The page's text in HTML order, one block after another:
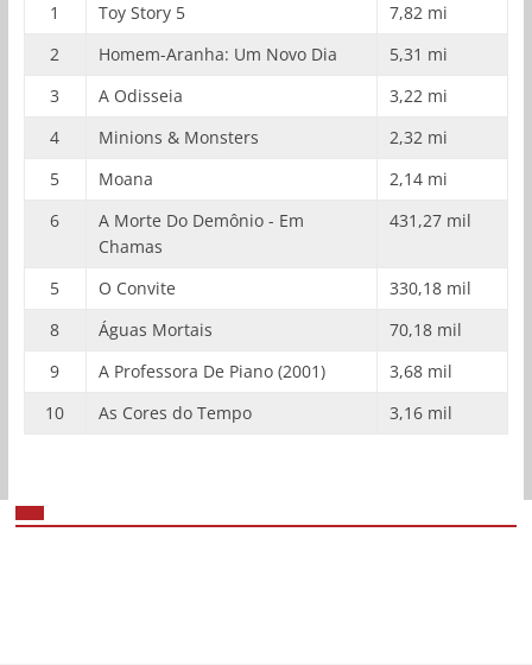
1
Toy Story 5
7,82 mi
2
Homem-Aranha: Um Novo Dia
5,31 mi
3
A Odisseia
3,22 mi
4
Minions & Monsters
2,32 mi
5
Moana
2,14 mi
6
A Morte Do Demônio - Em
Chamas
431,27 mil
5 O Convite
330,18 mil
8
Águas Mortais
70,18 mil
9
A Professora De Piano (2001)
3,68 mil
10
As Cores do Tempo 3,16 mil